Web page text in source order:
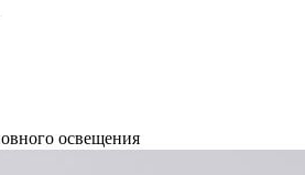
освещения